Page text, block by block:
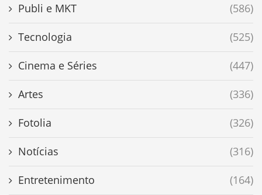
Publi e MKT (586)
Tecnologia (525)
Cinema e Séries (447)
Artes (336)
Fotolia (326)
Notícias (316)
Entretenimento (164)